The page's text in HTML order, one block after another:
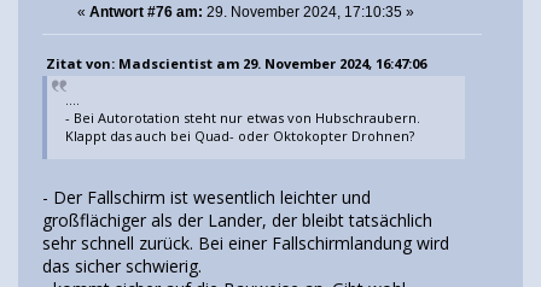
« Antwort #76 am: 29. November 2024, 17:10:35 »
Zitat von: Madscientist am 29. November 2024, 16:47:06
- Bei Autorotation steht nur etwas von Hubschraubern.
Klappt das auch bei Quad- oder Oktokopter Drohnen?
- Der Fallschirm ist wesentlich leichter und
großflächiger als der Lander, der bleibt tatsächlich
sehr schnell zurück. Bei einer Fallschirmlandung wird
das sicher schwierig.